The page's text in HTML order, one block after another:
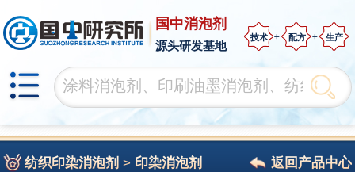
国中消泡剂
源头研发基地
技术 配方 生产
纺织印染消泡剂 > 印染消泡剂 返回产品中心